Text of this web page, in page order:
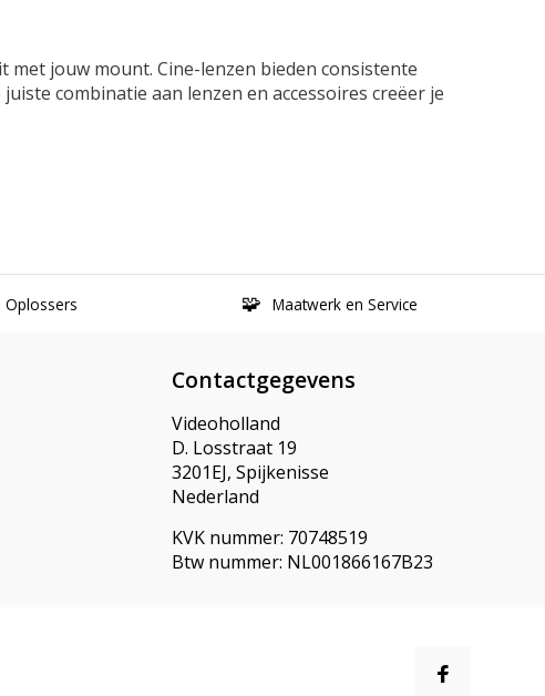
jouw mount. Cine-lenzen bieden consistente
combinatie aan lenzen en accessoires creëer je
Oplossers Maatwerk en Service
Contactgegevens
Videoholland
D. Losstraat 19
3201EJ, Spijkenisse
Nederland
KVK nummer: 70748519
Btw nummer: NL001866167B23